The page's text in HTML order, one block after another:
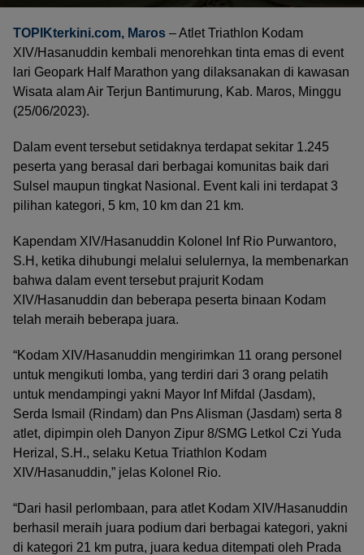
TOPIKterkini.com, Maros – Atlet Triathlon Kodam
XIV/Hasanuddin kembali menorehkan tinta emas di event
lari Geopark Half Marathon yang dilaksanakan di kawasan
Wisata alam Air Terjun Bantimurung, Kab. Maros, Minggu
(25/06/2023).
Dalam event tersebut setidaknya terdapat sekitar 1.245
peserta yang berasal dari berbagai komunitas baik dari
Sulsel maupun tingkat Nasional. Event kali ini terdapat 3
pilihan kategori, 5 km, 10 km dan 21 km.
Kapendam XIV/Hasanuddin Kolonel Inf Rio Purwantoro,
S.H, ketika dihubungi melalui selulernya, Ia membenarkan
bahwa dalam event tersebut prajurit Kodam
XIV/Hasanuddin dan beberapa peserta binaan Kodam
telah meraih beberapa juara.
“Kodam XIV/Hasanuddin mengirimkan 11 orang personel
untuk mengikuti lomba, yang terdiri dari 3 orang pelatih
untuk mendampingi yakni Mayor Inf Mifdal (Jasdam),
Serda Ismail (Rindam) dan Pns Alisman (Jasdam) serta 8
atlet, dipimpin oleh Danyon Zipur 8/SMG Letkol Czi Yuda
Herizal, S.H., selaku Ketua Triathlon Kodam
XIV/Hasanuddin,” jelas Kolonel Rio.
“Dari hasil perlombaan, para atlet Kodam XIV/Hasanuddin
berhasil meraih juara podium dari berbagai kategori, yakni
di kategori 21 km putra, juara kedua ditempati oleh Prada